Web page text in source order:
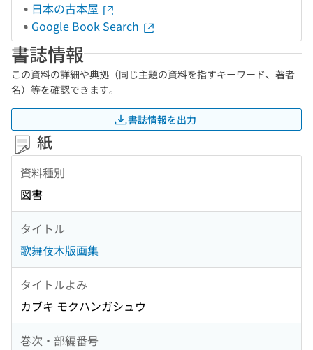
日本の古本屋
Google Book Search
書誌情報
この資料の詳細や典拠（同じ主題の資料を指すキーワード、著者
名）等を確認できます。
書誌情報を出力
紙
資料種別
図書
タイトル
歌舞伎木版画集
タイトルよみ
カブキ モクハンガシュウ
巻次・部編番号